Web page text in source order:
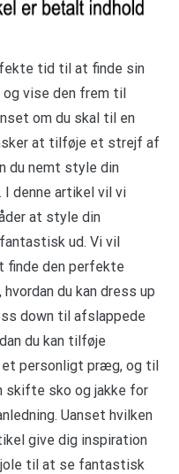
tid til at finde sin
vise den frem til
om du skal til en
at tilføje et strejf af
du nemt style din
I denne artikel vil vi
at style din
ud. Vi vil
finde den perfekte
du kan dress up
down til afslappede
du kan tilføje
personligt præg, og til
skifte sko og jakke for
Uanset hvilken
give dig inspiration
til at se fantastisk